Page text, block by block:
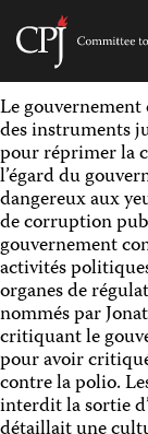
Skip
to
content
Le
des instruments
pour réprimer la
l’égard du
dangereux aux
de corruption
gouvernement
activités
organes de
nommés par
critiquant le
pour avoir
contre la polio.
interdit la sortie